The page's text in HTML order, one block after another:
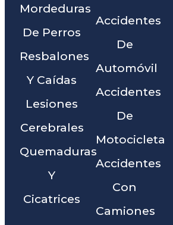
Mordeduras
De Perros
Resbalones
Y Caídas
Lesiones
Cerebrales
Quemaduras
Y
Cicatrices
Accidentes
De
Automóvil
Accidentes
De
Motocicleta
Accidentes
Con
Camiones